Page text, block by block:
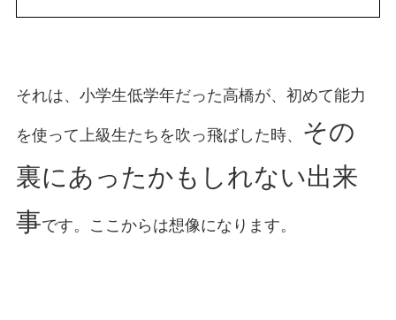
それは、小学生低学年だった高橋が、初めて能力
を使って上級生たちを吹っ飛ばした時、
その
裏にあったかもしれない出来
事です。ここからは想像になります。